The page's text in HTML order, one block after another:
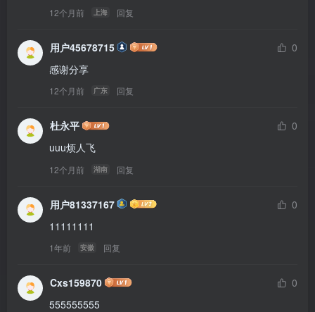
12个月前 上海 回复
用户45678715
0
感谢分享
12个月前 广东 回复
杜永平
0
uuu烦人飞
12个月前 湖南 回复
用户81337167
0
11111111
1年前 安徽 回复
Cxs159870
0
555555555